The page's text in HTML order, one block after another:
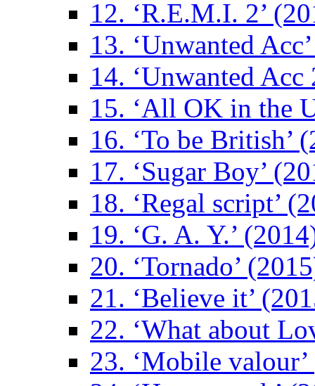
12. ‘R.E.M.I. 2’
13. ‘Unwanted
14. ‘Unwanted Acc
15. ‘All OK in the
16. ‘To be British’
17. ‘Sugar Boy’
18. ‘Regal script’
19. ‘G. A. Y.’
20. ‘Tornado’
21. ‘Believe it’
22. ‘What about
23. ‘Mobile